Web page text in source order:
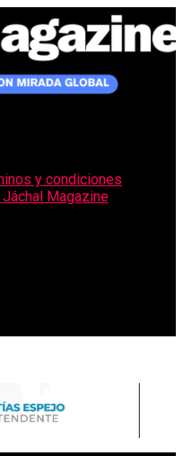
y condiciones
Magazine